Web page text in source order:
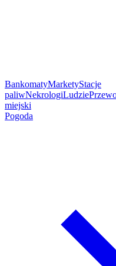
BankomatyMarketyStacje
paliwNekrologiLudzie
miejski
Pogoda